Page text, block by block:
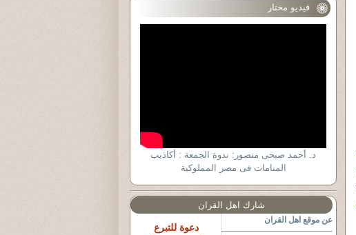
فيديو مختار
د. أحمد صبحى منصور: ندوة الجمعة : أكاذيب
المنامات فى مصر المملوكية
شارك اهل القران
عن موقع اهل القران
دعوة للتبرع